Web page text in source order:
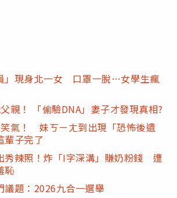
」現身北一女 口罩一脫…女學生瘋
親！ 「偷驗DNA」妻子才發現真相?
氣！ 妹ㄎㄧㄤ到出現「恐怖後遺
輩子完了
秀辣照！炸「I字深溝」賺奶粉錢 遭
恥
議題：2026九合一選舉